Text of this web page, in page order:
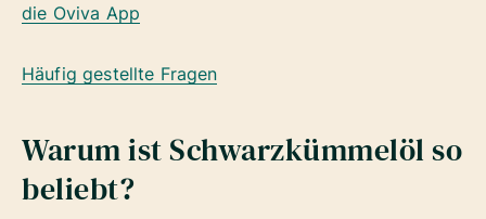
die Oviva App
Häufig gestellte Fragen
Warum ist Schwarzkümmelöl so
beliebt?